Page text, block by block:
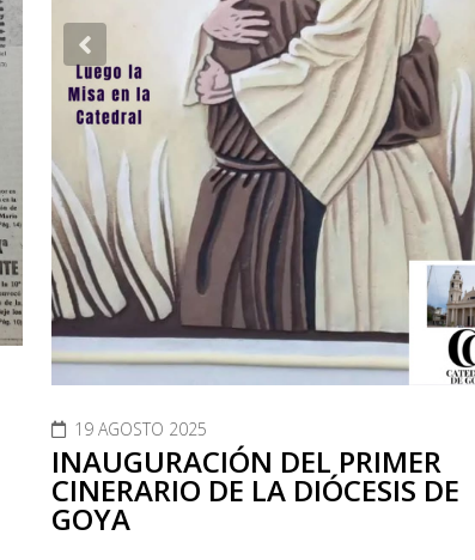
Previous
19 AGOSTO 2025
INAUGURACIÓN DEL PRIMER
CINERARIO DE LA DIÓCESIS DE
GOYA